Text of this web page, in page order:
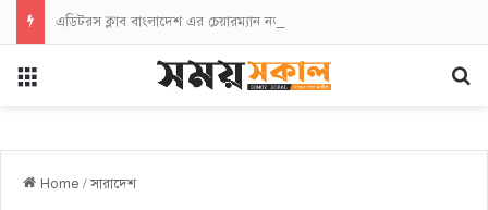
Home /সারাদেশ